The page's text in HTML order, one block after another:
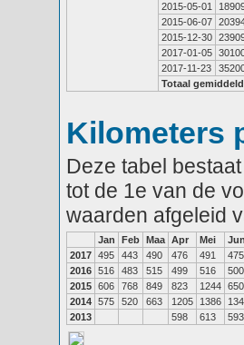
2015-05-01
2015-06-07
2015-12-30
2017-01-05
2017-11-23
Totaal
Kilometers
Deze tabel
tot de 1e van de
waarden afgeleid
Jan Feb Maa Apr Mei Jun
2017 495 443 490 476 491 475
2016 516 483 515 499 516 500
2015 606 768 849 823 1244 650
2014 575 520 663 1205 1386
2013
598 613 593